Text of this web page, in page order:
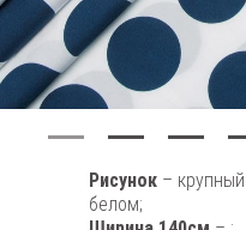
Рисунок –
белом;